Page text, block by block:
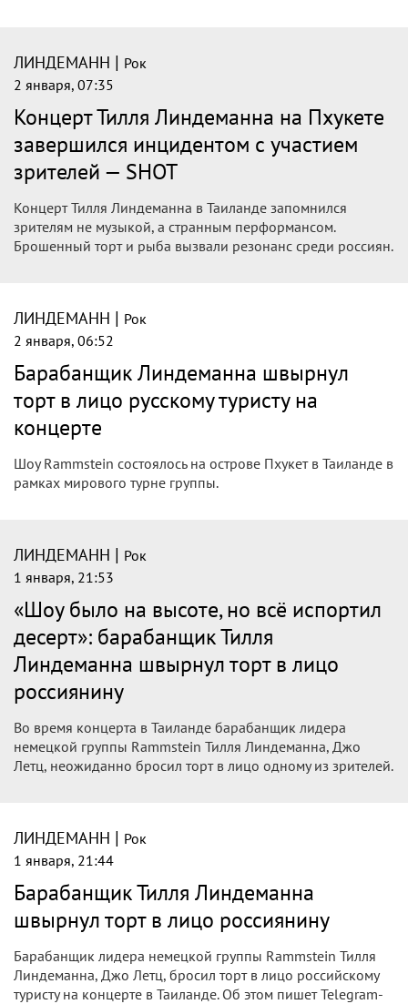
ЛИНДЕМАНН | Рок
2 января, 07:35
Концерт Тилля Линдеманна на Пхукете
завершился инцидентом с участием
зрителей — SHOT
Концерт Тилля Линдеманна в Таиланде запомнился
зрителям не музыкой, а странным перформансом.
Брошенный торт и рыба вызвали резонанс среди россиян.
ЛИНДЕМАНН | Рок
2 января, 06:52
Барабанщик Линдеманна швырнул
торт в лицо русскому туристу на
концерте
Шоу Rammstein состоялось на острове Пхукет в Таиланде в
рамках мирового турне группы.
ЛИНДЕМАНН | Рок
1 января, 21:53
«Шоу было на высоте, но всё испортил
десерт»: барабанщик Тилля
Линдеманна швырнул торт в лицо
россиянину
Во время концерта в Таиланде барабанщик лидера
немецкой группы Rammstein Тилля Линдеманна, Джо
Летц, неожиданно бросил торт в лицо одному из зрителей.
ЛИНДЕМАНН | Рок
1 января, 21:44
Барабанщик Тилля Линдеманна
швырнул торт в лицо россиянину
Барабанщик лидера немецкой группы Rammstein Тилля
Линдеманна, Джо Летц, бросил торт в лицо российскому
туристу на концерте в Таиланде. Об этом пишет Telegram-